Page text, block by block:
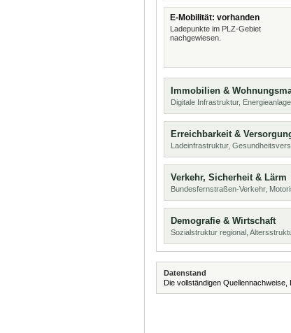
E-Mobilität: vorhanden
Ladepunkte im PLZ-Gebiet
nachgewiesen.
Immobilien &
Digitale Infrastruktur,
Erreichbarkeit &
Ladeinfrastruktur,
Verkehr, Sicherheit & Lärm
Bundesfernstraßen-Verkehr,
Demografie & Wirtschaft
Sozialstruktur regional,
Datenstand
Die vollständigen